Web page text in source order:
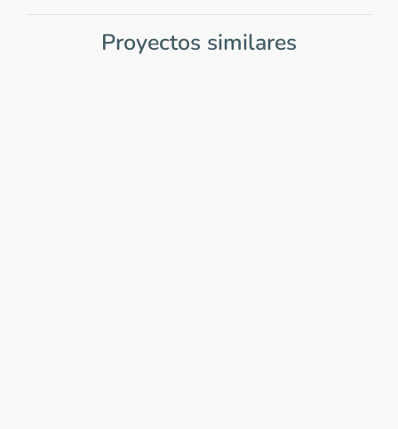
Proyectos similares